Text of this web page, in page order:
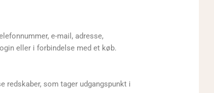
e-mail, adresse,
eller i forbindelse med et køb.
redskaber, som tager udgangspunkt i